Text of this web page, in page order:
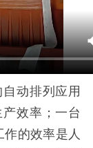
动排列应用
效率；一台
的效率是人